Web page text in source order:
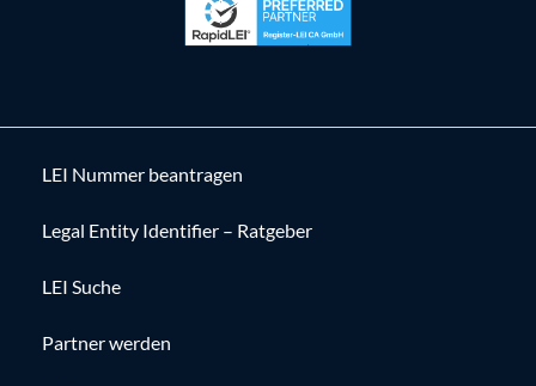
LEI Nummer beantragen
Legal Entity Identifier – Ratgeber
LEI Suche
Partner werden